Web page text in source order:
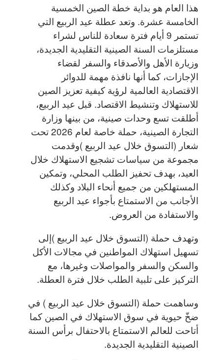
هذا العام هو بداية خطة الصين الخمسية
الخامسة عشرة. وتعد عطلة عيد الربيع التي
تستمر 9 أيام فترة سعادة للناس لشراء
مستلزمات السنة الصينية التقليدية الجديدة،
وزيارة الأهل والأصدقاء والسفر لقضاء
الإجازات، كما أنها نافذة مهمة للدوائر
الاقتصادية العالمية لرؤية كيفية تعزيز الصين
للاستهلاك وتنشيط الاقتصاد. قبل عيد الربيع،
أطلقت تسع وحدات صينية، من بينها وزارة
التجارة الصينية، حملة خاصة لعام 2026 تحت
شعار (التسوق خلال عيد الربيع )وقدمت
مجموعة من سياسات تشجيع الاستهلاك خلال
العيد، بهدف تحفيز الطلب المحلي، وتمكين
المستهلكين من جميع أنحاء البلاد وكذلك
الأجانب من الاستمتاع بأجواء عيد الربيع
والاستفادة من العروض.
وتهدف حملة (التسوق خلال عيد الربيع )إلى
تسهيل استهلاك المواطنين في مجالات الأكل
والسكن والسفر والمواصلات وغيرها، مع
التركيز على تلبية الطلب خلال فترة العطلة.
وساهمت حملة (التسوق خلال عيد الربيع ) في
ضخّ حيوية في سوق الاستهلاك في الصين كما
أتاحت للعالم الاستمتاع بالاحتفال برأس السنة
الصينية التقليدية الجديدة.